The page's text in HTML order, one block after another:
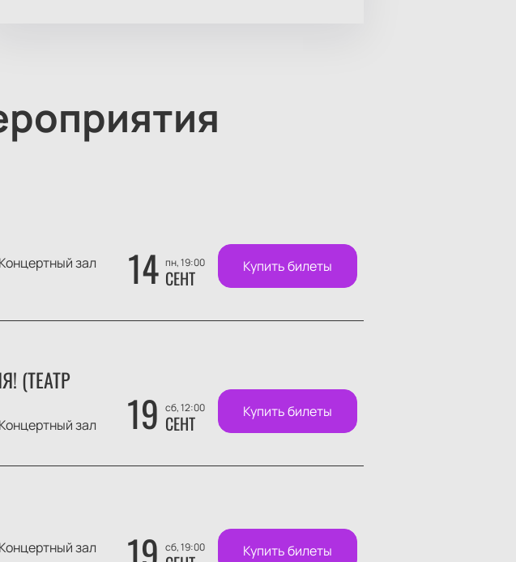
Концертный зал 14 пн, 19:00
СЕНТ Купить билеты
(ТЕАТР
Концертный зал 19 сб, 12:00
СЕНТ Купить билеты
Концертный зал сб, 19:00 Купить билеты